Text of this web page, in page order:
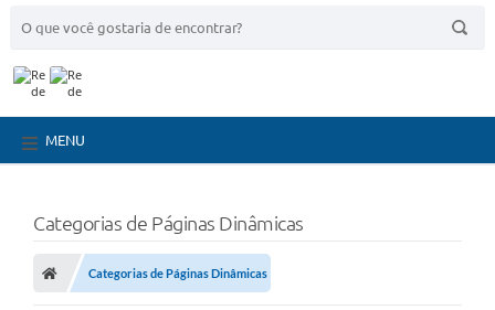
MENU
Categorias de Páginas Dinâmicas
Categorias de Páginas Dinâmicas